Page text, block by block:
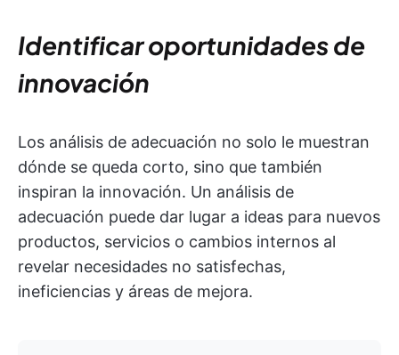
Identificar oportunidades de
innovación
Los análisis de adecuación no solo le muestran
dónde se queda corto, sino que también
inspiran la innovación. Un análisis de
adecuación puede dar lugar a ideas para nuevos
productos, servicios o cambios internos al
revelar necesidades no satisfechas,
ineficiencias y áreas de mejora.